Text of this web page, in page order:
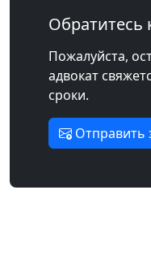
Обратитесь
Пожалуйста,
адвокат
сроки.
Отправить